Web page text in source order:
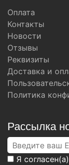
Оплата
Контакты
Новости
Отзывы
Реквизиты
Доставка и
Политика
Рассылка
Я